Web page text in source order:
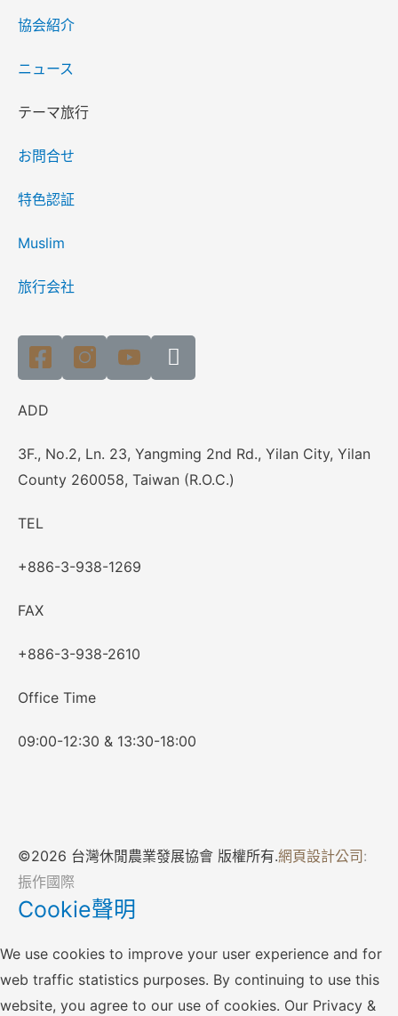
協会紹介
ニュース
テーマ旅行
お問合せ
特色認証
Muslim
旅行会社
ADD
3F., No.2, Ln. 23, Yangming 2nd Rd., Yilan City, Yilan
County 260058, Taiwan (R.O.C.)
TEL
+886-3-938-1269
FAX
+886-3-938-2610
Office Time
09:00-12:30 & 13:30-18:00
©2026 台灣休閒農業發展協會 版權所有.網頁設計公司:
振作國際
Cookie聲明
We use cookies to improve your user experience and for
web traffic statistics purposes. By continuing to use this
website, you agree to our use of cookies. Our Privacy &